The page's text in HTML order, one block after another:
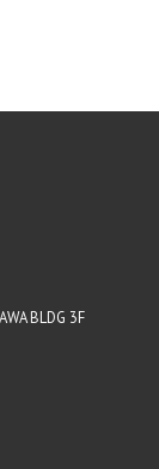
BLDG 3F